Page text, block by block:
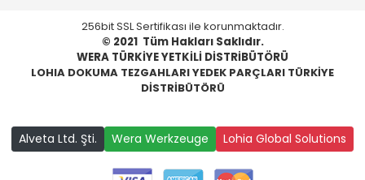
256bit SSL Sertifikası ile korunmaktadır.
© 2021 Tüm Hakları Saklıdır.
WERA TÜRKİYE YETKİLİ DİSTRİBÜTÖRÜ
LOHIA DOKUMA TEZGAHLARI YEDEK PARÇLARI TÜRKİYE
DİSTRİBÜTÖRÜ
Alveta Ltd. Şti. Wera Werkzeuge Lohia Global Solutions